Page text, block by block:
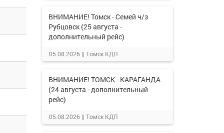
ВНИМАНИЕ! Томск - Семей ч/з
Рубцовск (25 августа -
дополнительный рейс)
05.08.2026 || Томск КДП
ВНИМАНИЕ! ТОМСК - КАРАГАНДА
(24 августа - дополнительный
рейс)
05.08.2026 || Томск КДП